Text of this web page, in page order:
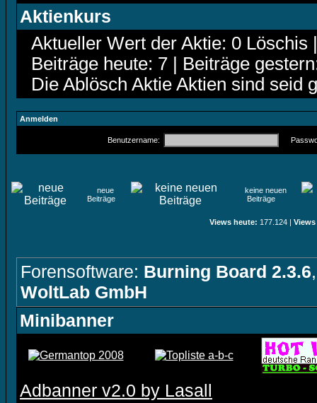
Aktienkurs
Aktueller Wert der Aktie: 0 Löschis
Beiträge heute: 7 | Beiträge
Die Ablösch Aktie Aktien sind seid
Anmelden
Benutzername:
neue
Beiträge
keine neuen
Beiträge
Views heute: 177.124 |
Forensoftware: Burning Board 2.3.6
WoltLab GmbH
Minibanner
Adbanner v2.0 by Lasall